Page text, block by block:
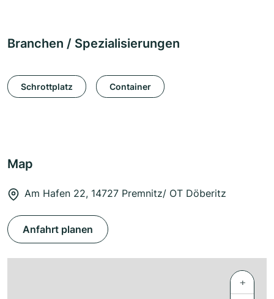
Branchen / Spezialisierungen
Schrottplatz Container
Map
Am Hafen 22, 14727 Premnitz/ OT Döberitz
Anfahrt planen
+